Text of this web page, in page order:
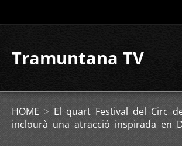
Tramuntana TV
HOME > El quart Festival del Circ
inclourà una atracció inspirada en